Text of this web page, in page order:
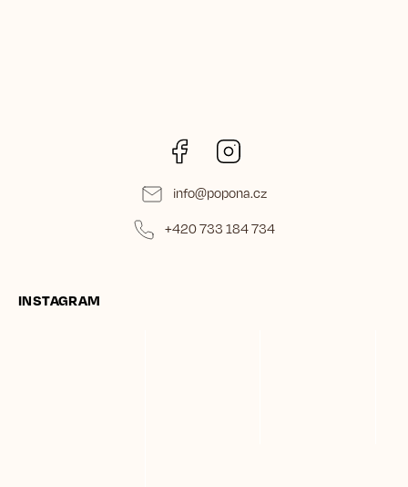
Facebook
info@popona.cz
+420 733 184 734
INSTAGRAM